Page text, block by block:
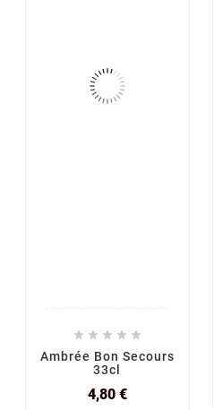
    
Ambrée Bon Secours
33cl
4,80 €Prix